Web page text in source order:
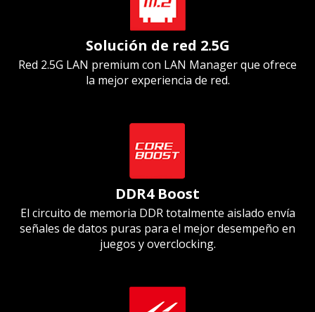
Solución de red 2.5G
Red 2.5G LAN premium con LAN Manager que ofrece
la mejor experiencia de red.
DDR4 Boost
El circuito de memoria DDR totalmente aislado envía
señales de datos puras para el mejor desempeño en
juegos y overclocking.